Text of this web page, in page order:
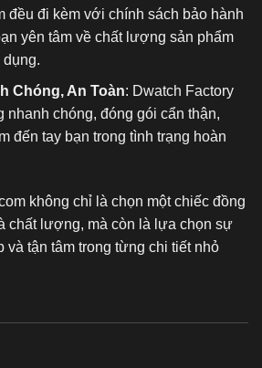
đều đi kèm với chính sách bảo hành
yên tâm về chất lượng sản phẩm
Chóng, An Toàn: Dwatch Factory
nhanh chóng, đóng gói cẩn thận,
đến tay bạn trong tình trạng hoàn
không chỉ là chọn một chiếc đồng
chất lượng, mà còn là lựa chọn sự
và tận tâm trong từng chi tiết nhỏ